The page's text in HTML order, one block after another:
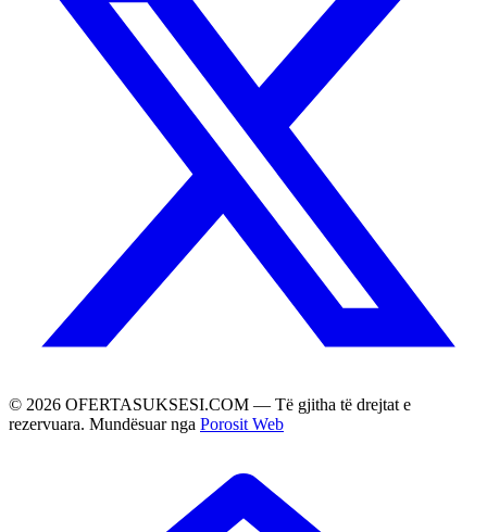
© 2026 OFERTASUKSESI.COM — Të gjitha të drejtat e
rezervuara. Mundësuar nga Porosit Web